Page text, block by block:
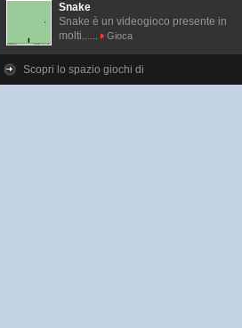
Snake
Snake è un videogioco presente in
molti......
Gioca
Scopri lo spazio giochi di